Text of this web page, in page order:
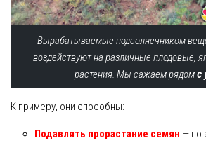
Вырабатываемые подсолнечником
воздействуют на различные плодовые,
растения. Мы сажаем рядомс
К примеру, они способны:
Подавлять прорастание семян — по